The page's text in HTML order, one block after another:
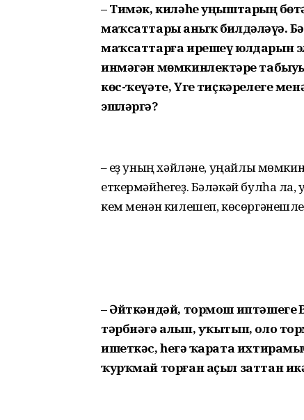
– Тимәк, киләһе уңыштарҙың
маҡсаттарҙы аныҡ билдәләүҙә.
маҡсаттарға ирешеү юлдарын
инмәгән мөмкинлектәрҙе
көс-ҡеүәте, Үгеҙ тиҫкәрелеге
эшләргә?
– Һеҙ уның хәйләне, уңайлы
еткермәйһегеҙ. Бәләкәй булһа
кем менән килешеп,
– Әйткәндәй, тормош иптәшегеҙ
тәрбиәгә алып, уҡытып, оло
ишеткәс, һеҙгә ҡарата
ҡурҡмай торған аҫыл заттан